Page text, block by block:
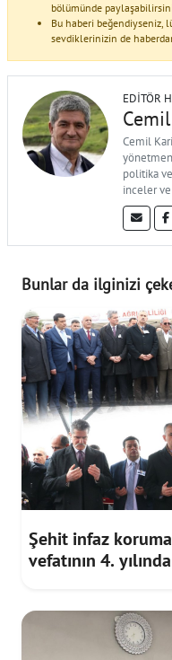
bölümünde
Bu haberi beğendiyseniz,
sevdiklerinizin de
EDITÖR
Cemil
politika
inceler
Bunlar da ilginizi
Şehit infaz
vefatının 4.